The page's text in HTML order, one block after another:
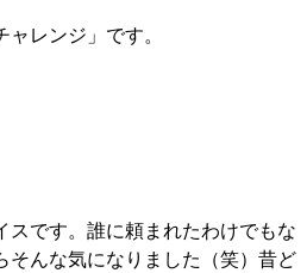
レンジ」です。
です。誰に頼まれたわけでもな
そんな気になりました（笑）昔ど